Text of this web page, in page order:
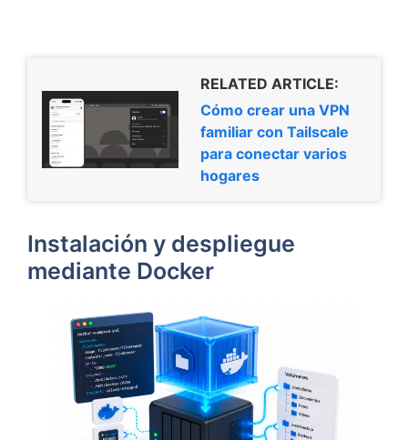
RELATED ARTICLE:
Cómo crear una VPN
familiar con Tailscale
para conectar varios
hogares
Instalación y despliegue
mediante Docker